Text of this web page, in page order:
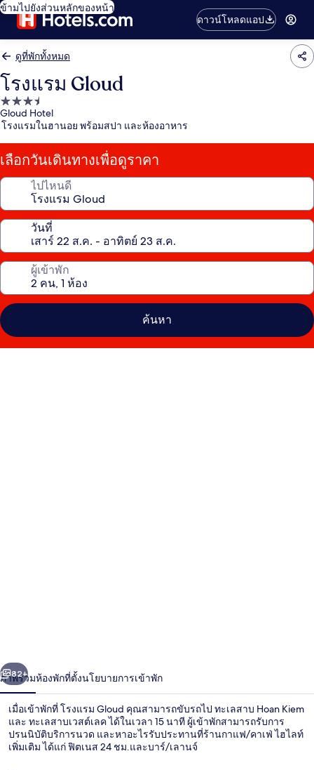
ข้ามไปยังส่วนหลักของหน้า
ดาวน์โหลดแอป
ดูที่พักทั้งหมด
โรงแรม Gloud
ที่พัก
3.5
Gloud Hotel
โรงแรมในฮานอย พร้อมสปา และห้องอาหาร
เลือกวันเดินทางเพื่อดูราคา
ไปไหนดี
วันที่
ผู้เข้าพัก
ค้นหา
า
ถัดไป
82+
ภาพรวมห้องพักที่ตั้งนโยบายการเข้าพัก
เมื่อเข้าพักที่ โรงแรม Gloud คุณสามารถขับรถไป ทะเลสาบ Hoan Kiem
และ ทะเลสาบเวสต์เลค ได้ในเวลา 15 นาที ผู้เข้าพักสามารถรับการ
ปรนนิบัติบริการนวด และหาอะไรรับประทานที่ร้านกาแฟ/คาเฟ่ ไฮไลท์
เพิ่มเติม ได้แก่ ฟิตเนส 24 ชม.และบาร์/เลานจ์